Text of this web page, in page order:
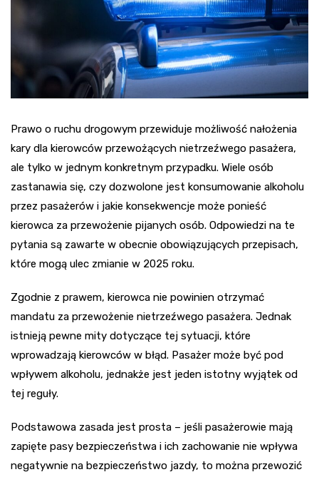
Prawo o ruchu drogowym przewiduje możliwość nałożenia
kary dla kierowców przewożących nietrzeźwego pasażera,
ale tylko w jednym konkretnym przypadku. Wiele osób
zastanawia się, czy dozwolone jest konsumowanie alkoholu
przez pasażerów i jakie konsekwencje może ponieść
kierowca za przewożenie pijanych osób. Odpowiedzi na te
pytania są zawarte w obecnie obowiązujących przepisach,
które mogą ulec zmianie w 2025 roku.
Zgodnie z prawem, kierowca nie powinien otrzymać
mandatu za przewożenie nietrzeźwego pasażera. Jednak
istnieją pewne mity dotyczące tej sytuacji, które
wprowadzają kierowców w błąd. Pasażer może być pod
wpływem alkoholu, jednakże jest jeden istotny wyjątek od
tej reguły.
Podstawowa zasada jest prosta – jeśli pasażerowie mają
zapięte pasy bezpieczeństwa i ich zachowanie nie wpływa
negatywnie na bezpieczeństwo jazdy, to można przewozić